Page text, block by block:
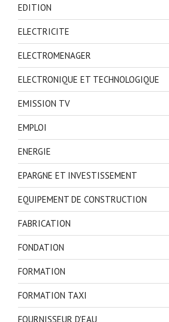
EDITION
ELECTRICITE
ELECTROMENAGER
ELECTRONIQUE ET TECHNOLOGIQUE
EMISSION TV
EMPLOI
ENERGIE
EPARGNE ET INVESTISSEMENT
EQUIPEMENT DE CONSTRUCTION
FABRICATION
FONDATION
FORMATION
FORMATION TAXI
FOURNISSEUR D'EAU